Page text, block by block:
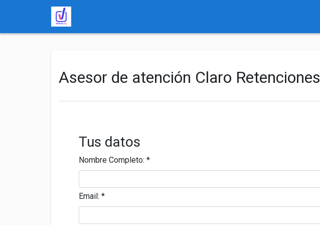
Asesor de atención Claro Retenciones
Tus datos
Nombre Completo: *
Email: *